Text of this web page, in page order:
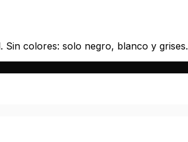
Sin colores: solo negro, blanco y grises.